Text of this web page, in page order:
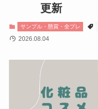
更新
サンプル・懸賞・全プレ
2026.08.04